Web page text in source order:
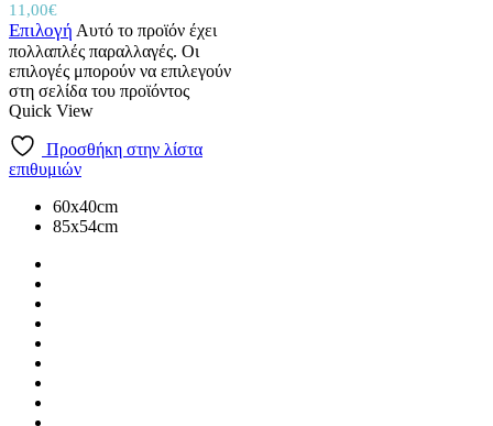
11,00€
Επιλογή Αυτό το προϊόν έχει
πολλαπλές παραλλαγές. Οι
επιλογές μπορούν να επιλεγούν
στη σελίδα του προϊόντος
Quick View
Προσθήκη στην λίστα
επιθυμιών
60x40cm
85x54cm